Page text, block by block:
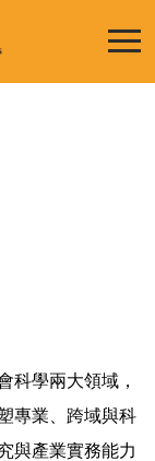
科學兩大領域，
專業、跨域與科
與產業實務能力